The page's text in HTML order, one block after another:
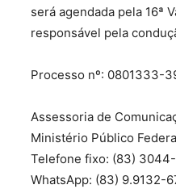
será agendada pela 16ª
responsável pela
Processo nº: 0801333-
Assessoria de
Ministério Público
Telefone fixo: (83)
WhatsApp: (83) 9.9132-